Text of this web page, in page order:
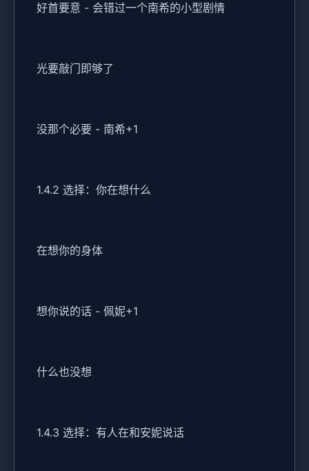
好首要意 - 会错过一个南希的小型剧情
光要敲门即够了
没那个必要 - 南希+1
1.4.2 选择：你在想什么
在想你的身体
想你说的话 - 佩妮+1
什么也没想
1.4.3 选择：有人在和安妮说话